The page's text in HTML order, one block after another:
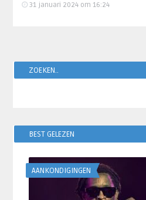
31 januari 2024 om 16:24
ZOEKEN..
BEST GELEZEN
AANKONDIGINGEN